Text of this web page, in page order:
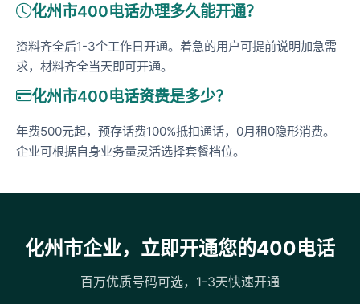
化州市400电话办理多久能开通？
资料齐全后1-3个工作日开通。着急的用户可提前说明加急需
求，材料齐全当天即可开通。
化州市400电话资费是多少？
年费500元起，预存话费100%抵扣通话，0月租0隐形消费。
企业可根据自身业务量灵活选择套餐档位。
化州市企业，立即开通您的400电话
百万优质号码可选，1-3天快速开通